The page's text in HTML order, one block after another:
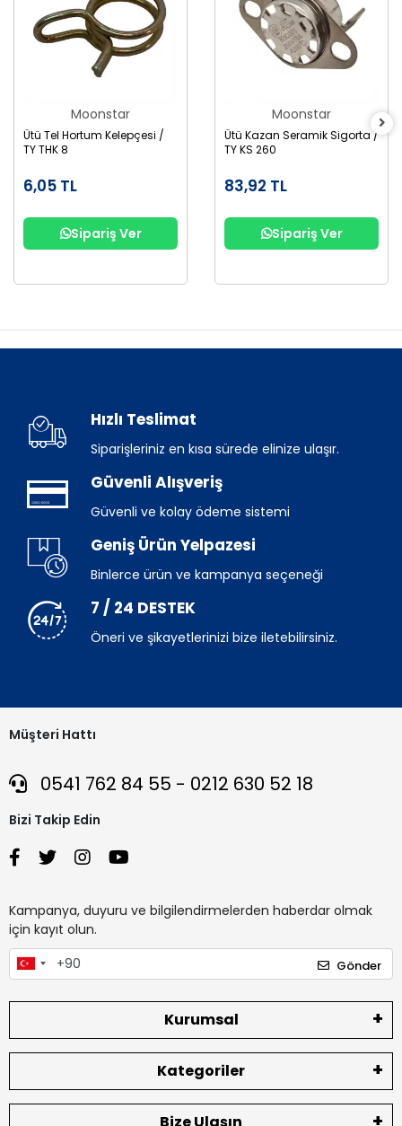
Moonstar
Ütü Tel Hortum Kelepçesi /
TY THK 8
6,05 TL
Sipariş Ver
Moonstar
Ütü Kazan Seramik Sigorta /
TY KS 260
83,92 TL
Sipariş Ver
Hızlı Teslimat
Siparişleriniz en kısa sürede elinize ulaşır.
Güvenli Alışveriş
Güvenli ve kolay ödeme sistemi
Geniş Ürün Yelpazesi
Binlerce ürün ve kampanya seçeneği
7 / 24 DESTEK
Öneri ve şikayetlerinizi bize iletebilirsiniz.
Müşteri Hattı
0541 762 84 55 - 0212 630 52 18
Bizi Takip Edin
Kampanya, duyuru ve bilgilendirmelerden haberdar olmak
için kayıt olun.
Gönder
Kurumsal
Kategoriler